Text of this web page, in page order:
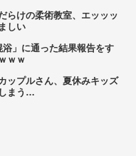
らけの柔術教室、エッッッ
しい
浴」に通った結果報告をす
ｗｗ
ップルさん、夏休みキッズ
まう…